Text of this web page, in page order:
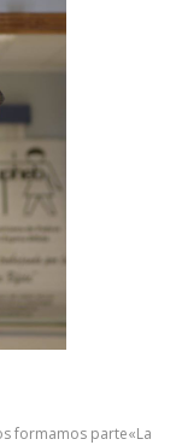
formamos parte«La